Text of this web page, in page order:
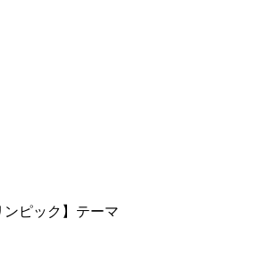
ンピック】テーマ